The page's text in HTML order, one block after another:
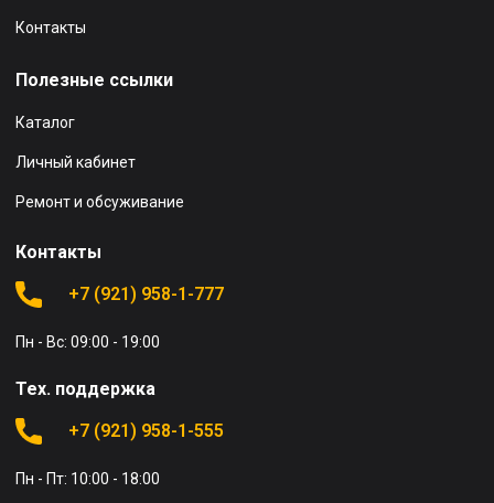
Контакты
Полезные ссылки
Каталог
Личный кабинет
Ремонт и обсуживание
Контакты
+7 (921) 958-1-777
Пн - Вс: 09:00 - 19:00
Тех. поддержка
+7 (921) 958-1-555
Пн - Пт: 10:00 - 18:00